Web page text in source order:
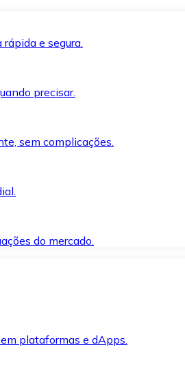
e segura.
precisar.
sem complicações.
do mercado.
plataformas e dApps.